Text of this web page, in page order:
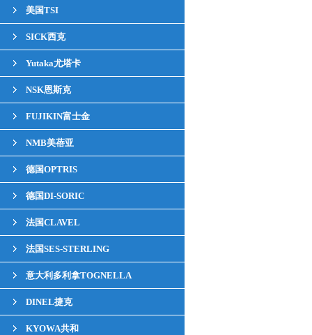
美国TSI
SICK西克
Yutaka尤塔卡
NSK恩斯克
FUJIKIN富士金
NMB美蓓亚
德国OPTRIS
德国DI-SORIC
法国CLAVEL
法国SES-STERLING
意大利多利拿TOGNELLA
DINEL捷克
KYOWA共和